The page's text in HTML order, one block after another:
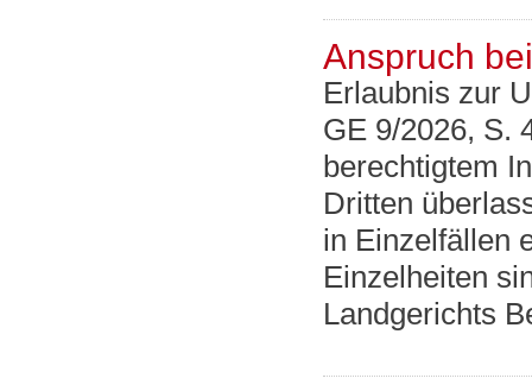
Anspruch
Erlaubnis zur
GE 9/2026, S.
berechtigtem
Dritten
in Einzelfällen
Einzelheiten
Landgerichts